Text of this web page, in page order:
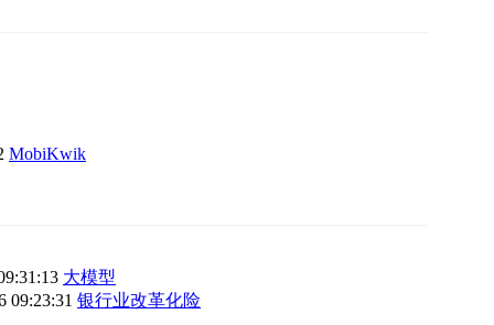
MobiKwik
大模型
09:23:31 银行业改革化险